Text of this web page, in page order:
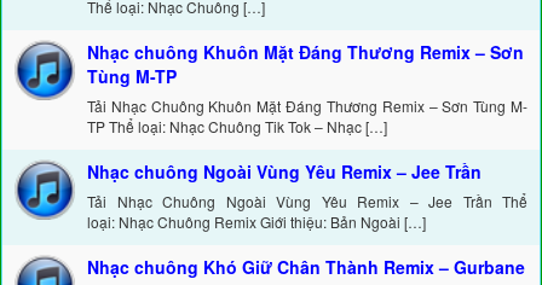
Thể loại: Nhạc Chuông […]
Nhạc chuông Khuôn Mặt Đáng Thương Remix – Sơn
Tùng M-TP
Tải Nhạc Chuông Khuôn Mặt Đáng Thương Remix – Sơn Tùng M-
TP Thể loại: Nhạc Chuông Tik Tok – Nhạc […]
Nhạc chuông Ngoài Vùng Yêu Remix – Jee Trần
Tải Nhạc Chuông Ngoài Vùng Yêu Remix – Jee Trần Thể
loại: Nhạc Chuông Remix Giới thiệu: Bản Ngoài […]
Nhạc chuông Khó Giữ Chân Thành Remix – Gurbane